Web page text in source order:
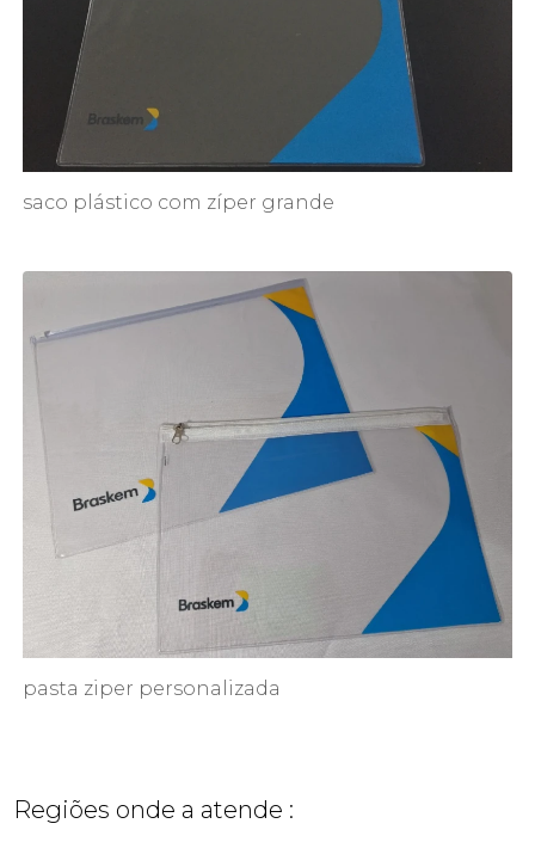
saco plástico com zíper grande
pasta ziper personalizada
Regiões onde a atende :